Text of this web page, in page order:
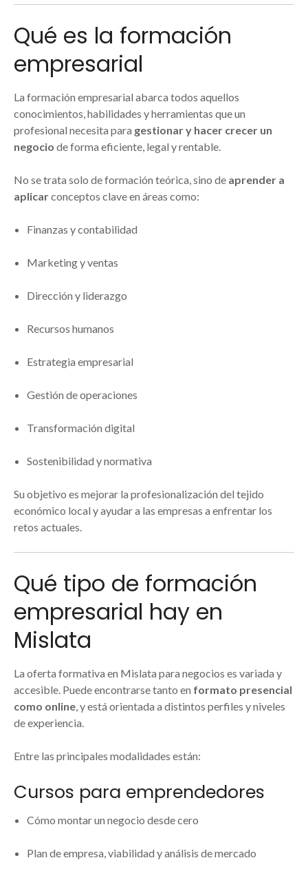
Qué es la formación
empresarial
La formación empresarial abarca todos aquellos
conocimientos, habilidades y herramientas que un
profesional necesita para gestionar y hacer crecer un
negocio de forma eficiente, legal y rentable.
No se trata solo de formación teórica, sino de aprender a
aplicarconceptos clave en áreas como:
Finanzas y contabilidad
Marketing y ventas
Dirección y liderazgo
Recursos humanos
Estrategia empresarial
Gestión de operaciones
Transformación digital
Sostenibilidad y normativa
Su objetivo es mejorar la profesionalización del tejido
económico local y ayudar a las empresas a enfrentar los
retos actuales.
Qué tipo de formación
empresarial hay en
Mislata
La oferta formativa en Mislata para negocios es variada y
accesible. Puede encontrarse tanto en formato presencial
como online , y está orientada a distintos perfiles y niveles
de experiencia.
Entre las principales modalidades están:
Cursos para emprendedores
Cómo montar un negocio desde cero
Plan de empresa, viabilidad y análisis de mercado